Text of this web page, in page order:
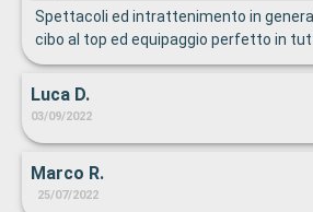
Spettacoli ed intrattenimento in
cibo al top ed equipaggio perfetto in
Luca D.
03/09/2022
Marco R.
25/07/2022